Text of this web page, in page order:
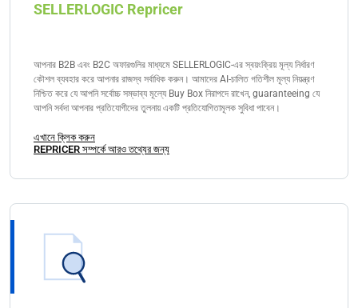
SELLERLOGIC Repricer
আপনার B2B এবং B2C অফারগুলির মাধ্যমে SELLERLOGIC-এর স্বয়ংক্রিয় মূল্য নির্ধারণ
কৌশল ব্যবহার করে আপনার রাজস্ব সর্বাধিক করুন। আমাদের AI-চালিত গতিশীল মূল্য নিয়ন্ত্রণ
নিশ্চিত করে যে আপনি সর্বোচ্চ সম্ভাব্য মূল্যে Buy Box নিরাপদে রাখেন, guaranteeing যে
আপনি সর্বদা আপনার প্রতিযোগীদের তুলনায় একটি প্রতিযোগিতামূলক সুবিধা পাবেন।
এখানে ক্লিক করুন
REPRICER সম্পর্কে আরও তথ্যের জন্য